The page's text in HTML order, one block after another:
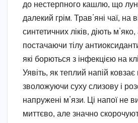
до нестерпного кашлю, що
далекий грім. Трав’яні чаї, на
синтетичних ліків, діють
постачаючи тілу
які борються з інфекцією на
Уявіть, як теплий напій ковзає
зволожуючи суху слизову і
напружені м’язи. Ці напої не
миттєво, але значно